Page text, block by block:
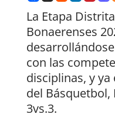
La Etapa
Bonaerenses
con las
disciplinas, y
del Básquetbol,
3vs.3.